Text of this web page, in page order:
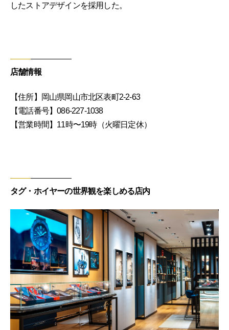
したストアデザインを採用した。
店舗情報
【住所】岡山県岡山市北区表町2-2-63
【電話番号】086-227-1038
【営業時間】11時〜19時（火曜日定休）
タグ・ホイヤーの世界観を楽しめる店内